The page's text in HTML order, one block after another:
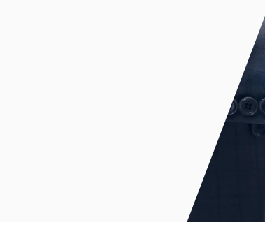
Tech／データ／IT
ライフサイエンス
プライベート・エクイティ
通信・メディア・エ
テインメント
情報産業・インタ
ト・セキュリティ
医療・製薬・ヘルス